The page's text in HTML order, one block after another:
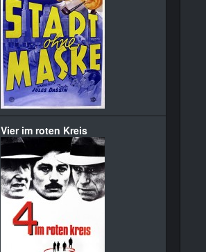
Vier im roten Kreis